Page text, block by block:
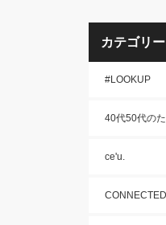
カテゴリー
#LOOKUP
40代50代の
ce'u.